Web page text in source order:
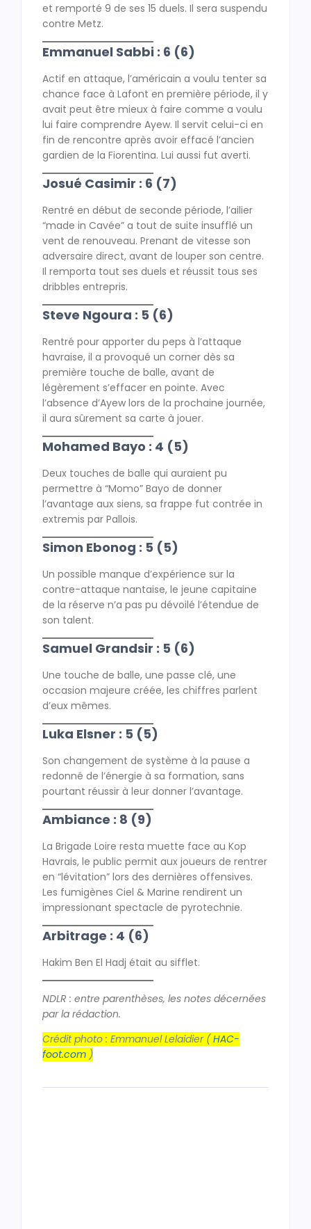
et remporté 9 de ses 15 duels. Il sera suspendu
contre Metz.
Emmanuel Sabbi : 6 (6)
Actif en attaque, l’américain a voulu tenter sa
chance face à Lafont en première période, il y
avait peut être mieux à faire comme a voulu
lui faire comprendre Ayew. Il servit celui-ci en
fin de rencontre après avoir effacé l’ancien
gardien de la Fiorentina. Lui aussi fut averti.
Josué Casimir : 6 (7)
Rentré en début de seconde période, l’ailier
“made in Cavée” a tout de suite insufflé un
vent de renouveau. Prenant de vitesse son
adversaire direct, avant de louper son centre.
Il remporta tout ses duels et réussit tous ses
dribbles entrepris.
Steve Ngoura : 5 (6)
Rentré pour apporter du peps à l’attaque
havraise, il a provoqué un corner dès sa
première touche de balle, avant de
légèrement s’effacer en pointe. Avec
l’absence d’Ayew lors de la prochaine journée,
il aura sûrement sa carte à jouer.
Mohamed Bayo : 4 (5)
Deux touches de balle qui auraient pu
permettre à “Momo” Bayo de donner
l’avantage aux siens, sa frappe fut contrée in
extremis par Pallois.
Simon Ebonog : 5 (5)
Un possible manque d’expérience sur la
contre-attaque nantaise, le jeune capitaine
de la réserve n’a pas pu dévoilé l’étendue de
son talent.
Samuel Grandsir : 5 (6)
Une touche de balle, une passe clé, une
occasion majeure créée, les chiffres parlent
d’eux mêmes.
Luka Elsner : 5 (5)
Son changement de système à la pause a
redonné de l’énergie à sa formation, sans
pourtant réussir à leur donner l’avantage.
Ambiance : 8 (9)
La Brigade Loire resta muette face au Kop
Havrais, le public permit aux joueurs de rentrer
en “lévitation” lors des dernières offensives.
Les fumigènes Ciel & Marine rendirent un
impressionant spectacle de pyrotechnie.
Arbitrage : 4 (6)
Hakim Ben El Hadj était au sifflet.
NDLR : entre parenthèses, les notes décernées
par la rédaction.
Crédit photo : Emmanuel Lelaidier (HAC-
foot.com )